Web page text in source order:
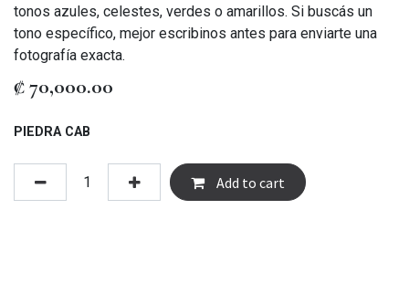
tonos azules, celestes, verdes o amarillos. Si buscás un
tono específico, mejor escribinos antes para enviarte una
fotografía exacta.
₡70,000.00
PIEDRA CAB
Add to cart